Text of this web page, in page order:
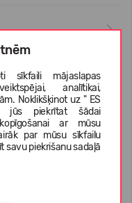
sīkfaili mājaslapas
analītikai,
Noklikšķinot uz " ES
jūs piekrītat šādai
ar mūsu
par mūsu sīkfailu
savu piekrišanu sadaļā